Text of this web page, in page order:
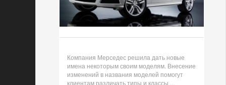
Компания Мерседес решила дать новые
имена некоторым своим моделям. Внесение
изменений в названия моделей помогут
клиентам различать типы и классы ...